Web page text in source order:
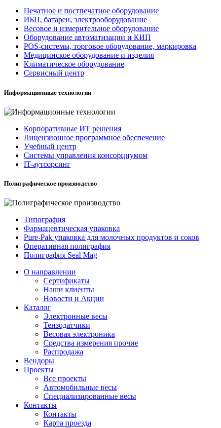
Печатное и постпечатное оборудование
ИБП, батареи, электрооборудование
Весовое и измерительное оборудование
Оборудование автоматизации и КИП
POS-системы, торговое оборудование, маркировка
Медицинское оборудование и изделия
Климатическое оборудование
Сервисный центр
Информационные технологии
Корпоративные ИТ решения
Лицензионное программное обеспечение
Учебный центр
Системы управления консорциумом
IT-аутсорсинг
Полиграфическое производство
Типография
Фармацевтическая упаковка
Pure-Pak упаковка для молочных продуктов и соков
Оперативная полиграфия
Полиграфия Seal Mag
О направлении
Сертификаты
Наши клиенты
Новости и Акции
Каталог
Электронные весы
Тензодатчики
Весовая электроника
Средства измерения прочие
Распродажа
Вендоры
Проекты
Все проекты
Автомобильные весы
Специализированные весы
Контакты
Контакты
Карта проезда